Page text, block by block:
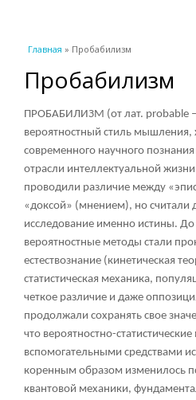
Вы здесь
Главная » Пробабилизм
Пробабилизм
ПРОБАБИЛИЗМ (от лат. probable
вероятностный стиль мышления,
современного научного
отрасли интеллектуальной
проводили различие между
«доксой» (мнением), но считали
исследование именно истины. До
вероятностные методы стали
естествознание (кинетическая
статистическая механика,
четкое различие и даже
продолжали сохранять свое
что вероятностно-
вспомогательными средствами
коренным образом изменилось
квантовой механики,